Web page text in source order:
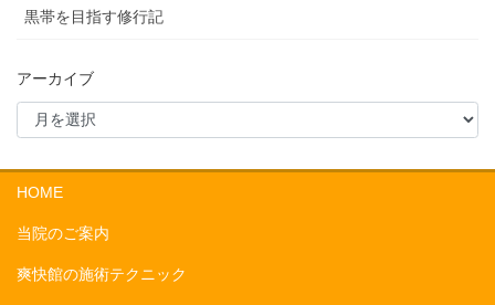
黒帯を目指す修行記
アーカイブ
HOME
当院のご案内
爽快館の施術テクニック